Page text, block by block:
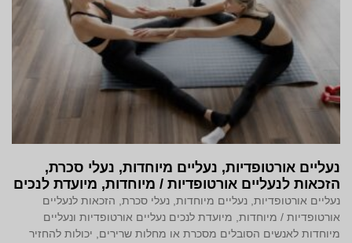
נעליים אורטופדיות, נעליים מיוחדות, נעלי סכרת,
הזכאות לנעליים אורטופדיות / מיוחדות, מיועדת לנכים
נעליים אורטופדיות, נעליים מיוחדות, נעלי סכרת, הזכאות לנעליים
אורטופדיות / מיוחדות, מיועדת לנכים נעליים אורטופדיות ונעליים
מיוחדות לאנשים הסובלים מסכרת או מחלות שרירים, יכולות להחזיר